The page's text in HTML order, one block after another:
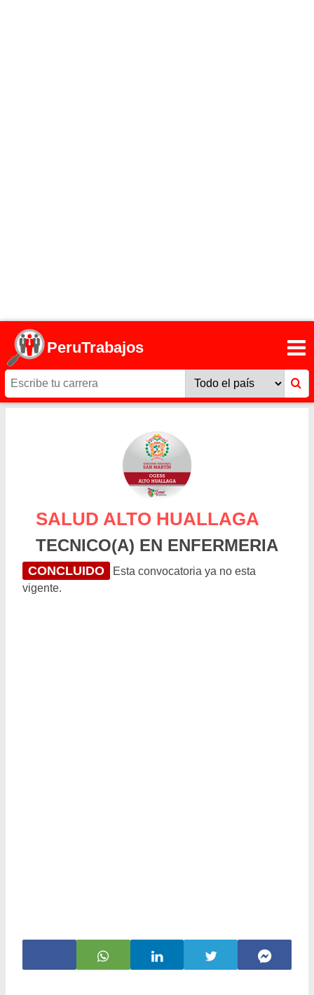
PeruTrabajos
SALUD ALTO HUALLAGA
TECNICO(A) EN ENFERMERIA
CONCLUIDO
Esta convocatoria ya no esta
vigente.